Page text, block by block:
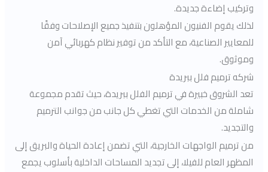
وتركيب إضاءة جديدة.
لذلك يقوم الفنيون المؤهلون بتنفيذ جميع الإصلاحات وفقًا
للمعايير الصناعية، مع التأكد من توفير نظام كهربائي آمن
وموثوق.
شركه ترميم فلل ببريدة
تعد الشروق خبيرة في ترميم الفلل ببريدة، حيث تقدم مجموعة
شاملة من الخدمات التي تغطي كل جانب من جوانب الترميم
والتجديد.
من ترميم الواجهات الخارجية، التي تضمن إعادة الحياة والبريق إلى
المظهر العام للفيلا، إلى تجديد المساحات الداخلية بأسلوب يجمع